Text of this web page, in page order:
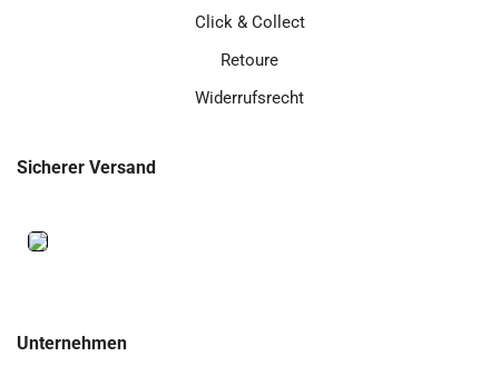
Click & Collect
Retoure
Widerrufsrecht
Sicherer Versand
Unternehmen